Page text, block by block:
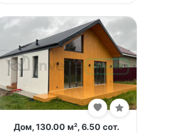
Дом, 130.00 м², 6.50 сот.